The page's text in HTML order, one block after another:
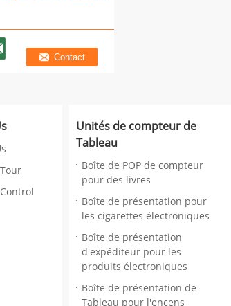
Unités de compteur de
Tableau
Boîte de POP de compteur
pour des livres
Boîte de présentation pour
les cigarettes électroniques
Boîte de présentation
d'expéditeur pour les
produits électroniques
Boîte de présentation de
Tableau pour l'encens